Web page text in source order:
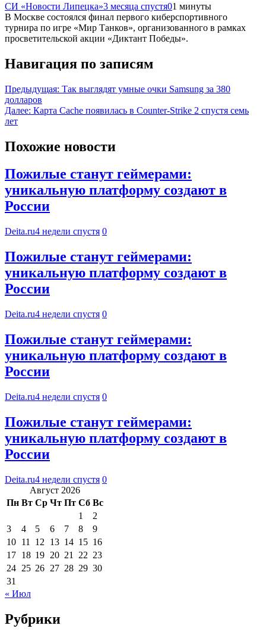
СИ «Новости Липецка»3 месяца спустя01 минуты
В Москве состоялся финал первого киберспортивного
турнира по игре «Мир Танков», организованного в рамках
просветительской акции «Диктант Победы».
Навигация по записям
Предыдущая: Так выглядят умные очки Samsung за 380
долларов
Далее: Карта Cache появилась в Counter-Strike 2 спустя семь
лет
Похожие новости
Пожилые станут геймерами:
уникальную платформу создают в
России
Deita.ru4 недели спустя 0
Пожилые станут геймерами:
уникальную платформу создают в
России
Deita.ru4 недели спустя 0
Пожилые станут геймерами:
уникальную платформу создают в
России
Deita.ru4 недели спустя 0
Пожилые станут геймерами:
уникальную платформу создают в
России
Deita.ru4 недели спустя 0
Август 2026
Пн Вт Ср Чт Пт Сб Вс
1
2
3
4 5 6 7 8
9
10 11 12 13 14 15 16
17 18 19 20 21 22 23
24 25 26 27 28 29 30
31
« Июл
Рубрики